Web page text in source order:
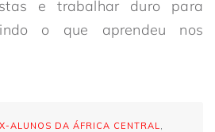
e trabalhar duro para
o que aprendeu nos
ALUNOS DA ÁFRICA CENTRAL,